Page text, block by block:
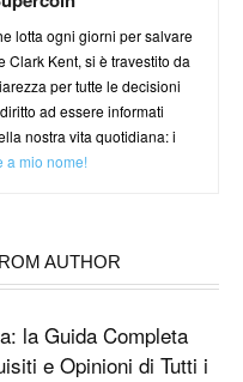
lotta ogni giorni per salvare
Clark Kent, si è travestito da
per tutte le decisioni
ad essere informati
nostra vita quotidiana: i
a mio nome!
AUTHOR
la Guida Completa
e Opinioni di Tutti i